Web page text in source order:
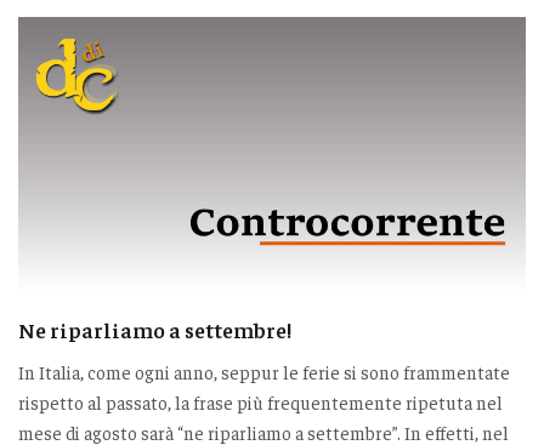
Ne riparliamo a settembre!
In Italia, come ogni anno, seppur le ferie si sono frammentate
rispetto al passato, la frase più frequentemente ripetuta nel
mese di agosto sarà “ne riparliamo a settembre”. In effetti, nel